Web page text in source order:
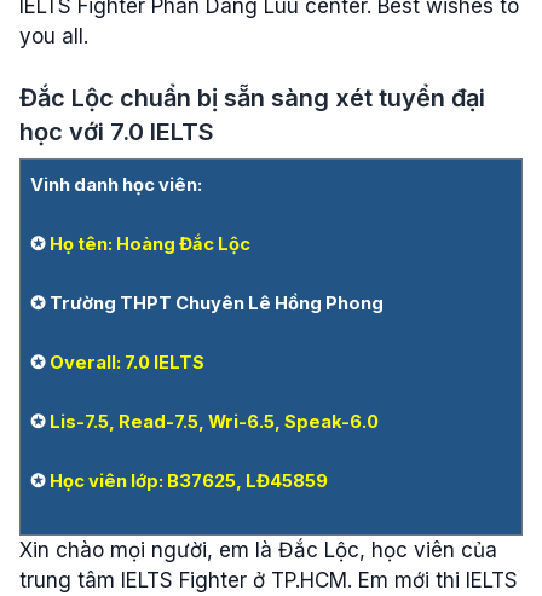
IELTS Fighter Phan Dang Luu center. Best wishes to
you all.
Đắc Lộc chuẩn bị sẵn sàng xét tuyển đại
học với 7.0 IELTS
Vinh danh học viên:
✪ Họ tên: Hoàng Đắc Lộc
✪ Trường THPT Chuyên Lê Hồng Phong
✪ Overall: 7.0 IELTS
✪ Lis-7.5, Read-7.5, Wri-6.5, Speak-6.0
✪ Học viên lớp: B37625, LĐ45859
Xin chào mọi người, em là Đắc Lộc, học viên của
trung tâm IELTS Fighter ở TP.HCM. Em mới thi IELTS